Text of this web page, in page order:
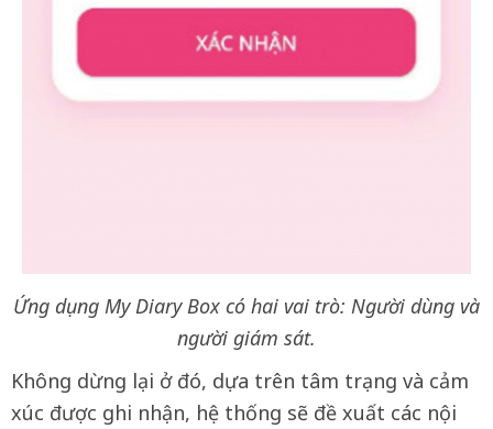
Ứng dụng My Diary Box có hai vai trò: Người dùng và
người giám sát.
Không dừng lại ở đó, dựa trên tâm trạng và cảm
xúc được ghi nhận, hệ thống sẽ đề xuất các nội